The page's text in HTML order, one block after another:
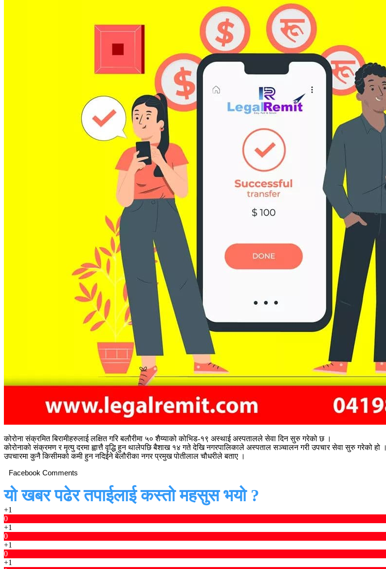
कोरोना संक्रमित बिरामीहरुलाई लक्षित गरि बलौरीमा ५० शैय्याको कोभिड-१९ अस्थाई अस्पतालले सेवा दिन सुरु गरेको छ ।
कोरोनाको संक्रमण र मृत्यु दरमा ह्वात्तै वृद्धि हुन थालेपछि बैशाख १४ गते देखि नगरपालिकाले अस्पताल सञ्चालन गरी उपचार सेवा सुरु गरेको हो ।
उपचारमा कुनै किसीमको कमी हुन नदिईने बेलौरीका नगर प्रमुख पोतीलाल चौधरीले बताए ।
Facebook Comments
यो खबर पढेर तपाईलाई कस्तो महसुस भयो ?
+1
0
+1
0
+1
0
+1